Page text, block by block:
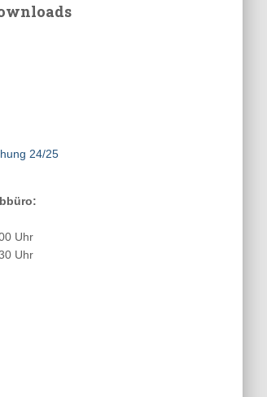
24/25
Uhr
Uhr